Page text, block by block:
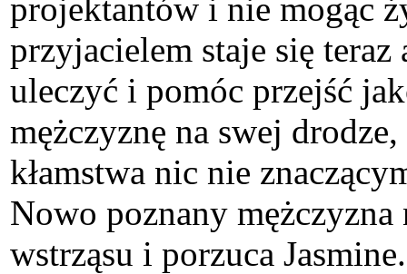
projektantów i nie mogąc
przyjacielem staje się
uleczyć i pomóc przejść
mężczyznę na swej
kłamstwa nic nie
Nowo poznany
wstrząsu i porzuca